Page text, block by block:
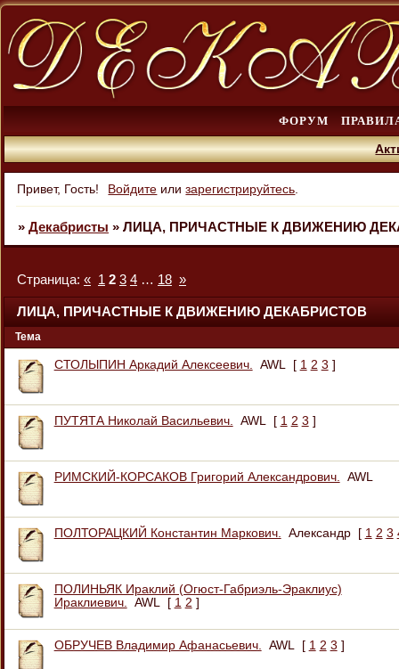
ФОРУМ
Привет, Гость! Войдите илизарегистрируйтесь
» Декабристы » ЛИЦА, ПРИЧАСТНЫЕ К ДВИЖЕНИЮ
ЛИЦА, ПРИЧАСТНЫЕ К ДВИЖЕНИЮ ДЕКАБРИСТОВ
Страница: « 1 2 3 4 … 18 »
Тема
СТОЛЫПИН Аркадий Алексеевич. AWL [ 1 2 3 ]
ПУТЯТА Николай Васильевич. AWL [ 1 2 3 ]
РИМСКИЙ-КОРСАКОВ Григорий Александрович. AWL
ПОЛТОРАЦКИЙ Константин Маркович. Александр [ 1 2 3
ПОЛИНЬЯК Ираклий (Огюст-Габриэль-Эраклиус)
Ираклиевич.
AWL [ 1 2 ]
ОБРУЧЕВ Владимир Афанасьевич. AWL [ 1 2 3 ]